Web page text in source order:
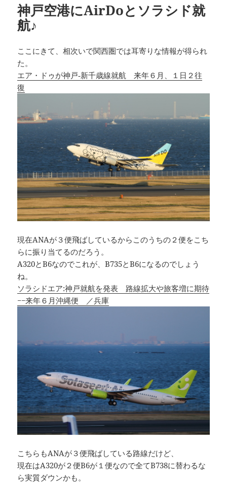
ー
神戸空港にAirDoとソラシド就
航♪
ここにきて、相次いで関西圏では耳寄りな情報が得られ
た。
エア・ドゥが神戸‐新千歳線就航 来年６月、１日２往
復
現在ANAが３便飛ばしているからこのうちの２便をこち
らに振り当てるのだろう。
A320とB6なのでこれが、B735とB6になるのでしょう
ね。
ソラシドエア:神戸就航を発表 路線拡大や旅客増に期待
−−来年６月沖縄便 ／兵庫
こちらもANAが３便飛ばしている路線だけど、
現在はA320が２便B6が１便なので全てB738に替わるな
ら実質ダウンかも。